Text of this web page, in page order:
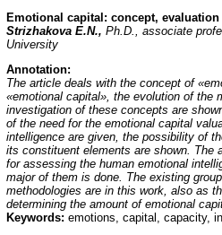
Emotional capital: concept,
Strizhakova E.N., Ph.D., associate
University
Annotation:
The article deals with the concept of
«emotional capital», the evolution of the
investigation of these concepts are
of the need for the emotional capital
intelligence are given, the possibility of
its constituent elements are shown. The
for assessing the human emotional
major of them is done. The existing
methodologies are in this work, also as
determining the amount of emotional
Keywords: emotions, capital, capacity,